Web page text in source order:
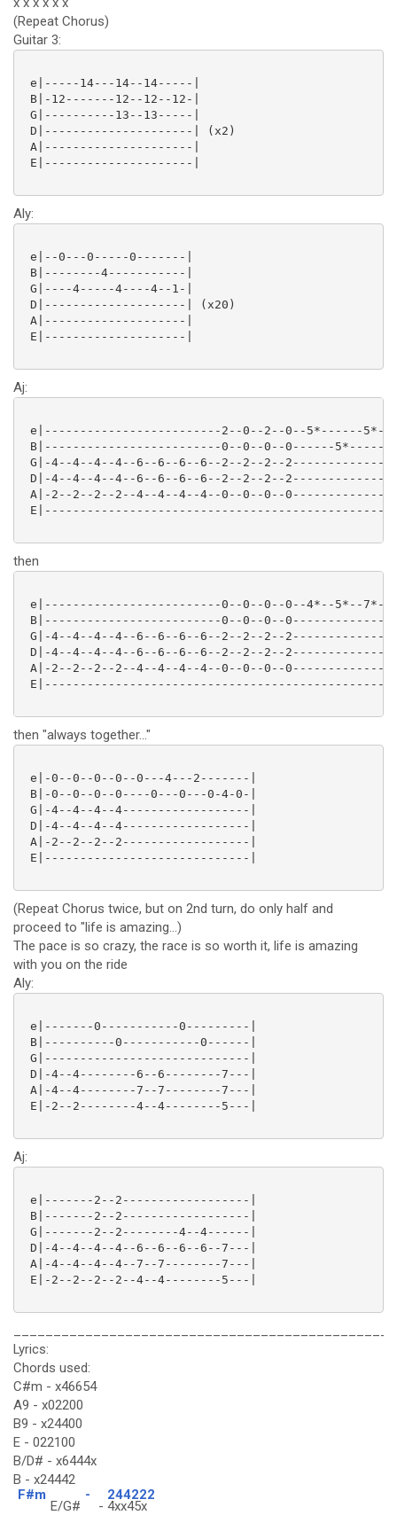
(Repeat Chorus)
Guitar 3:
e|-----14---14--14-----|
B|-12-------12--12--12-|
G|----------13--13-----|
D|---------------------| (x2)
A|---------------------|
E|---------------------|
Aly:
e|--0---0-----0-------|
B|--------4-----------|
G|----4-----4----4--1-|
D|--------------------| (x20)
A|--------------------|
E|--------------------|
Aj:
e|-------------------------2--0--2--0--5*------
B|-------------------------0--0--0--0------5*------
G|-4--4--4--4--6--6--6--6--2--2--2--
D|-4--4--4--4--6--6--6--6--2--2--2--
A|-2--2--2--2--4--4--4--4--0--0--0--
then
e|-------------------------0--0--0--0--4*--5*--7*--
B|-------------------------0--0--0--
G|-4--4--4--4--6--6--6--6--2--2--2--
D|-4--4--4--4--6--6--6--6--2--2--2--
A|-2--2--2--2--4--4--4--4--0--0--0--
then "always together..."
e|-0--0--0--0--0---4---2-------|
B|-0--0--0--0----0---0---0-4-0-|
G|-4--4--4--4------------------|
D|-4--4--4--4------------------|
A|-2--2--2--2------------------|
E|-----------------------------|
(Repeat Chorus twice, but on 2nd turn, do only half and
proceed to "life is amazing...)
The pace is so crazy, the race is so worth it, life is amazing
with you on the ride
Aly:
e|-------0-----------0---------|
B|----------0-----------0------|
G|-----------------------------|
D|-4--4--------6--6--------7---|
A|-4--4--------7--7--------7---|
E|-2--2--------4--4--------5---|
Aj:
e|-------2--2------------------|
B|-------2--2------------------|
G|-------2--2--------4--4------|
D|-4--4--4--4--6--6--6--6--7---|
A|-4--4--4--4--7--7--------7---|
E|-2--2--2--2--4--4--------5---|
Lyrics:
Chords used:
C#m - x46654
A9 - x02200
B9 - x24400
E - 022100
B/D# - x6444x
B - x24442
F#m
E/G#
-
-
244222
4xx45x